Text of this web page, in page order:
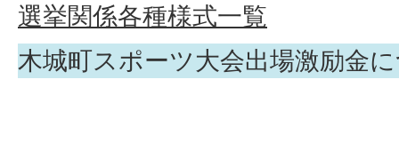
選挙関係各種様式一覧
木城町スポーツ大会出場激励金